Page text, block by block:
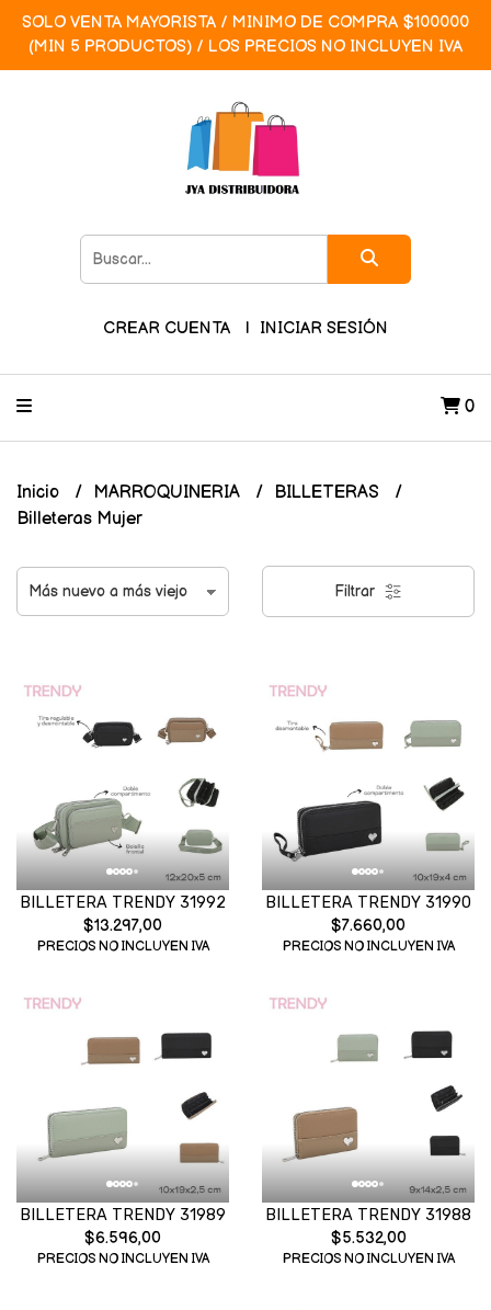
SOLO VENTA MAYORISTA / MINIMO DE COMPRA $100000
(MIN 5 PRODUCTOS) / LOS PRECIOS NO INCLUYEN IVA
CREAR CUENTA INICIAR SESIÓN
0
Inicio MARROQUINERIA
BILLETERAS
Billeteras Mujer
Filtrar
BILLETERA TRENDY 31992
$13.297,00
PRECIOS NO INCLUYEN IVA
BILLETERA TRENDY 31990
$7.660,00
PRECIOS NO INCLUYEN IVA
BILLETERA TRENDY 31989
$6.596,00
PRECIOS NO INCLUYEN IVA
BILLETERA TRENDY 31988
$5.532,00
PRECIOS NO INCLUYEN IVA